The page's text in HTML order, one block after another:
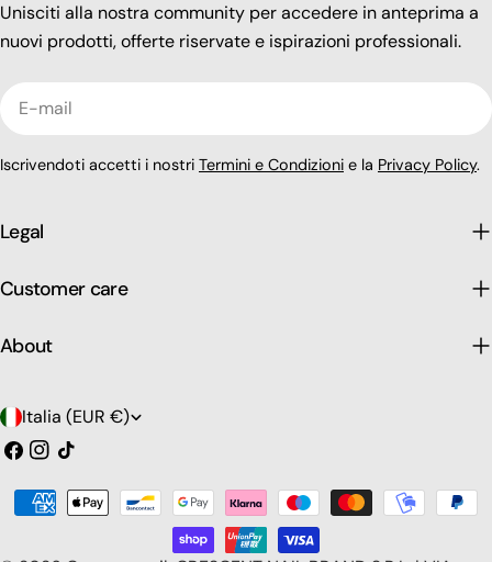
Unisciti alla nostra community per accedere in anteprima a
nuovi prodotti, offerte riservate e ispirazioni professionali.
Iscrivendoti accetti i nostri Termini e Condizioni e la Privacy Policy.
Legal
Customer care
About
P
a
Italia (EUR €)
Facebook
Instagram
Tic
Modalità